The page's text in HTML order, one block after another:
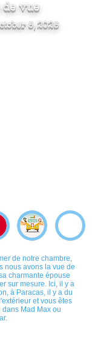
de vue
5, 2025
de notre chambre,
nous avons la vue de
charmante épouse
sur mesure. Ici, il y a
à Paracas, il y a du
et vous êtes
Mad Max ou